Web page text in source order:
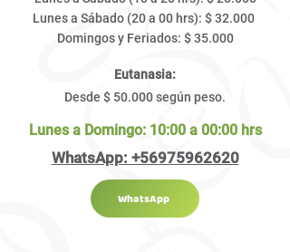
Lunes a Sábado (20 a 00 hrs): $ 32.000
Domingos y Feriados: $ 35.000
Eutanasia:
Desde $ 50.000 según peso.​​
Lunes a Domingo: 10:00 a 00:00 hrs
WhatsApp: +56975962620
WhatsApp